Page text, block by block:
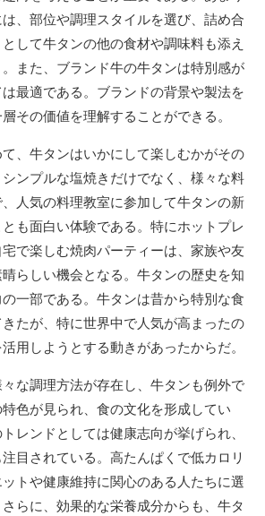
、部位や調理スタイルを選び、詰め合
して牛タンの他の食材や調味料も添え
また、ブランド牛の牛タンは特別感が
最適である。ブランドの背景や製法を
その価値を理解することができる。
、牛タンはいかにして楽しむかがその
ンプルな塩焼きだけでなく、様々な料
人気の料理教室に参加して牛タンの新
も面白い体験である。特にホットプレ
で楽しむ焼肉パーティーは、家族や友
らしい機会となる。牛タンの歴史を知
一部である。牛タンは昔から特別な食
たが、特に世界中で人気が高まったの
用しようとする動きがあったからだ。
な調理方法が存在し、牛タンも例外で
色が見られ、食の文化を形成してい
レンドとしては健康志向が挙げられ、
目されている。高たんぱくで低カロリ
トや健康維持に関心のある人たちに選
らに、効果的な栄養成分からも、牛タ